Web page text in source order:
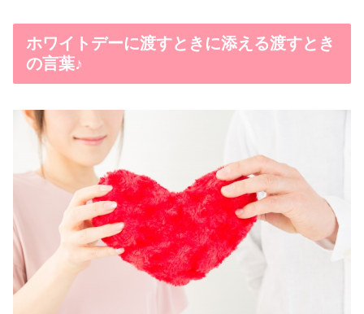
ホワイトデーに渡すときに添える渡すとき
の言葉♪